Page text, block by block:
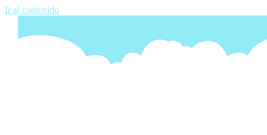
Ir al contenido